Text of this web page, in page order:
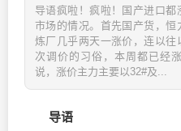
导语疯啦！疯啦！国产进口
市场的情况。首先国产货，
炼厂几乎两天一涨价，连以
次调价的习俗，本周都已经
说，涨价主力主要以32#及...
导语